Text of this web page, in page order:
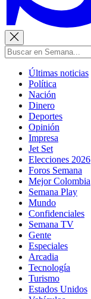
Últimas noticias
Política
Nación
Dinero
Deportes
Opinión
Impresa
Jet Set
Elecciones 2026
Foros Semana
Mejor Colombia
Semana Play
Mundo
Confidenciales
Semana TV
Gente
Especiales
Arcadia
Tecnología
Turismo
Estados Unidos